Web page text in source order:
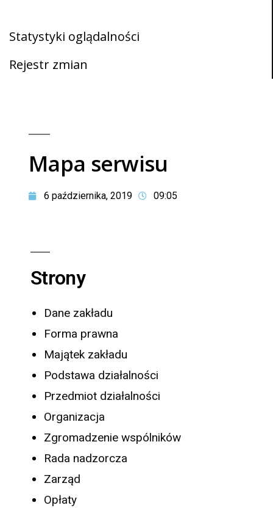
Statystyki oglądalności
Rejestr zmian
Mapa serwisu
6 października, 2019 09:05
Strony
Dane zakładu
Forma prawna
Majątek zakładu
Podstawa działalności
Przedmiot działalności
Organizacja
Zgromadzenie wspólników
Rada nadzorcza
Zarząd
Opłaty